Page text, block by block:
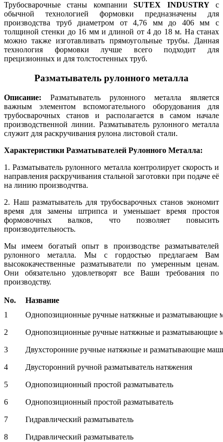
Трубосварочные станы компанииSUTEX INDUSTRYс
обычной технологией формовки предназначены для
производства труб диаметром от 4,76 мм до 406 мм с
толщиной стенки до 16 мм и длиной от 4 до 18 м. На станах
можно также изготавливать прямоугольные трубы. Данная
технология формовки лучше всего подходит для
прецизионных и для толстостенных труб.
Разматыватель рулонного металла
Описание: Разматыватель рулонного металла является
важным элементом вспомогательного оборудования для
трубосварочных станов и располагается в самом начале
производственной линии. Разматыватель рулонного металла
служит для раскручивания рулона листовой стали.
Характеристики Разматывателей Рулонного Металла:
1. Разматыватель рулонного металла контролирует скорость и
направления раскручивания стальной заготовки при подаче её
на линию производчтва.
2. Наш разматыватель для трубосварочных станов экономит
время для замены штрипса и уменьшает время простоя
формовочных валков, что позволяет повысить
производительность.
Мы имеем богатый опыт в производстве разматывателей
рулонного металла. Мы с гордостью предлагаем Вам
высококачественные разматыватели по умеренным ценам.
Они обязательно удовлетворят все Ваши требования по
производству.
No.
Название
1
Однопозиционные ручные натяжные и разматывающие
2 Однопозиционные ручные натяжные и разматывающие
3 Двухсторонние ручные натяжные и разматывающие
4 Двусторонний ручной разматыватель натяжения
5 Однопозиционный простой разматыватель
6 Однопозиционный простой разматыватель
7 Гидравлический разматыватель
8 Гидравлический разматыватель